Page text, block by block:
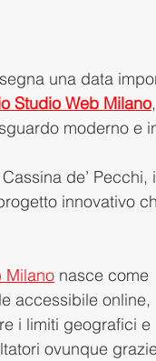
una data
Studio Web Milano
moderno e
Cassina de’
innovativo
Milano nasce come
accessibile online,
i limiti geografici e
ovunque